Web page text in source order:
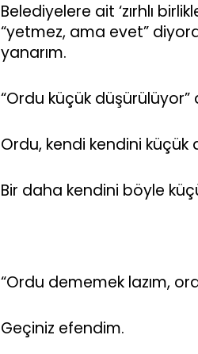
Belediyelere ait ‘zırhlı
“yetmez, ama evet”
yanarım.
“Ordu küçük
Ordu, kendi kendini küçük
Bir daha kendini böyle
“Ordu dememek lazım,
Geçiniz efendim.